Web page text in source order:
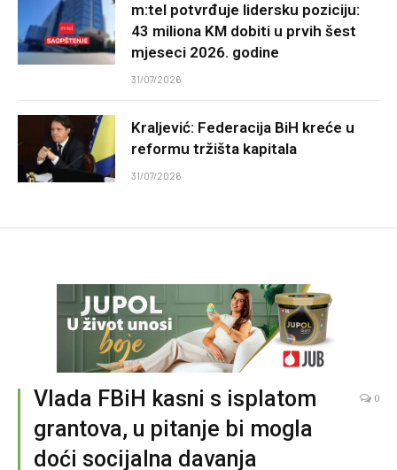
m:tel potvrđuje lidersku poziciju:
43 miliona KM dobiti u prvih šest
mjeseci 2026. godine
31/07/2026
Kraljević: Federacija BiH kreće u
reformu tržišta kapitala
31/07/2026
Vlada FBiH kasni s isplatom
grantova, u pitanje bi mogla
doći socijalna davanja
0